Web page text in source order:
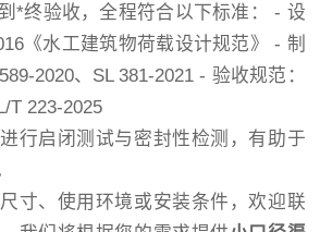
*终验收，全程符合以下标准： - 设
《水工建筑物荷载设计规范》 - 制
2020、SL 381-2021 - 验收规范：
T 223-2025
行启闭测试与密封性检测，有助于
寸、使用环境或安装条件，欢迎联